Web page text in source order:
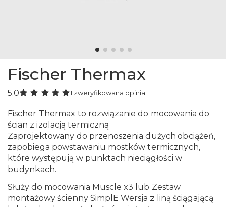
Fischer Thermax
5.0 1 zweryfikowana opinia
Fischer Thermax to rozwiązanie do mocowania do
ścian z izolacją termiczną
Zaprojektowany do przenoszenia dużych obciążeń,
zapobiega powstawaniu mostków termicznych,
które występują w punktach nieciągłości w
budynkach.
Służy do mocowania Muscle x3 lub Zestaw
montażowy ścienny SimplE Wersja z liną ściągającą